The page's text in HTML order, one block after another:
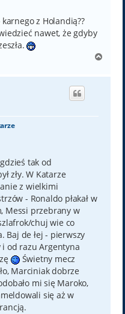
z Holandią??
nawet, że gdyby
g
tak od
zły. W Katarze
z wielkimi
- Ronaldo płakał w
Messi przebrany w
chuj wie co
Baj de łej - pierwszy
od razu Argentyna
Świetny mecz
Marciniak dobrze
mi się Maroko,
się aż w